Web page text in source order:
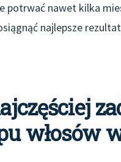
potrwać nawet kilka
najlepsze
włosów